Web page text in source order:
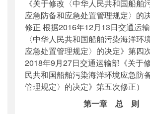
《关于修改〈中华人民共和国船舶
应急防备和应急处置管理规定〉的
修正 根据2016年12月13日交通运
〈中华人民共和国船舶污染海洋环
应急处置管理规定〉的决定》第四
2018年9月27日交通运输部《关于
民共和国船舶污染海洋环境应急防
管理规定〉的决定》第五次修正）
第一章 总 则